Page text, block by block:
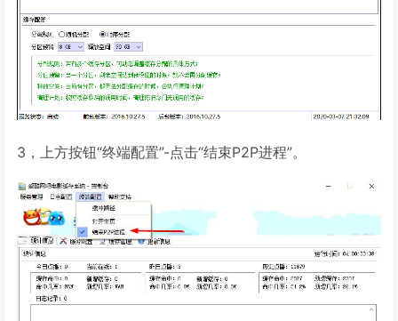
3，上方按钮“终端配置”-点击“结束P2P进程”。